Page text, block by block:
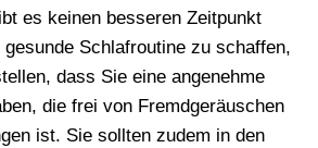
es keinen besseren Zeitpunkt
Schlafroutine zu schaffen,
dass Sie eine angenehme
die frei von Fremdgeräuschen
ist. Sie sollten zudem in den